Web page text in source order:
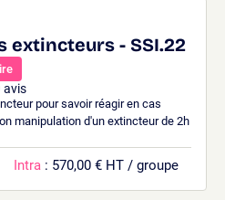
extincteurs - SSI.22
avis
pour savoir réagir en cas
manipulation d'un extincteur de 2h
Intra : 570,00 € HT / groupe